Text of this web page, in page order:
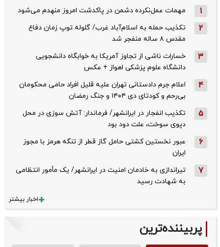
1 مهمات عمل‌نکرده دشمن در پاکدشت امروز منهدم می‌شود
2
تکذیب حمله به اسلام‌آباد غرب/ گلوله توپ زمان دفاع
مقدس ۸ ساله منفجر شد
3
خسارات ناشی از تجاوز آمریکا به خوابگاه دانشجویی
دانشگاه علوم پزشکی اهواز + عکس
4
اعلام جرم دادستانی تهران علیه قلیل افراد حامی محکومان
بی‌رحم و کودتای دی‌ ۱۴۰۴ و جنگ رمضان
5
تکذیب ‌انفجار در ایرانشهر/ فرماندار: آتش سوزی در محل
دپوی سوخت، علت دود بود
6
عبور نخستین کشتی حامل گاز قطر از تنگه هرمز با مجوز
ایران
7
تیراندازی به خادمان امنیت در ایرانشهر/ یک مأمور انتظامی
به شهادت رسید
اخبار بیشتر
پربیننده‌ترین